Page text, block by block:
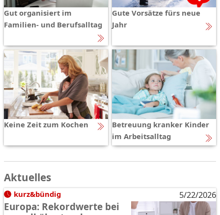
Gut organisiert im
Familien- und Berufsalltag
Gute Vorsätze fürs neue
Jahr
Keine Zeit zum Kochen
Betreuung kranker Kinder
im Arbeitsalltag
Aktuelles
kurz&bündig 5/22/2026
Europa: Rekordwerte bei